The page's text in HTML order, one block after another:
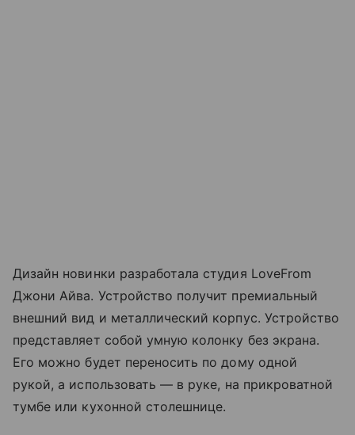
Дизайн новинки разработала студия LoveFrom
Джони Айва. Устройство получит премиальный
внешний вид и металлический корпус. Устройство
представляет собой умную колонку без экрана.
Его можно будет переносить по дому одной
рукой, а использовать — в руке, на прикроватной
тумбе или кухонной столешнице.